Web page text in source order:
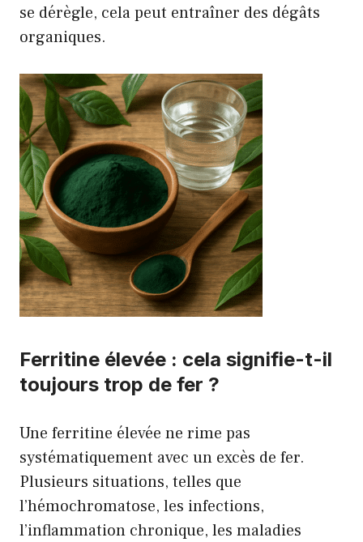
se dérègle, cela peut entraîner des dégâts
organiques.
Ferritine élevée : cela signifie-t-il
toujours trop de fer ?
Une ferritine élevée ne rime pas
systématiquement avec un excès de fer.
Plusieurs situations, telles que
l’hémochromatose, les infections,
l’inflammation chronique, les maladies